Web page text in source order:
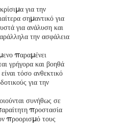
για την
σημαντικό για
για ανάλυση και
την ασφάλεια
παραμένει
γρήγορα και βοηθά
τόσο ανθεκτικό
για την
συνήθως σε
προστασία
προορισμό τους